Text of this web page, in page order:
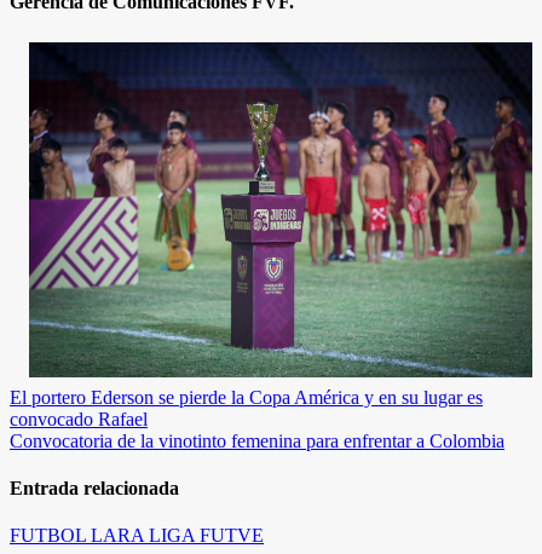
Navegación
de
entradas
El portero Ederson se pierde la Copa América y en su lugar es
convocado Rafael
Convocatoria de la vinotinto femenina para enfrentar a Colombia
Entrada relacionada
FUTBOL LARALIGA FUTVE